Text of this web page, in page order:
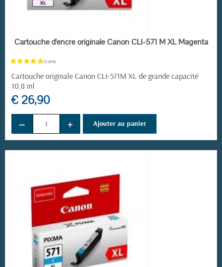
EN STOCK
Cartouche d'encre originale Canon CLI-571 M XL Magenta
Cartouche originale Canon CLI-571M XL de grande capacité
10,8 ml
€ 26,90
− + Ajouter au panier